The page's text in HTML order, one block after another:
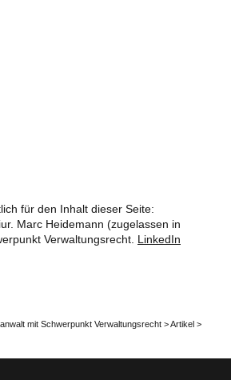
für den Inhalt dieser Seite:
Marc Heidemann (zugelassen in
Verwaltungsrecht. LinkedIn
mit Schwerpunkt Verwaltungsrecht >Artikel >